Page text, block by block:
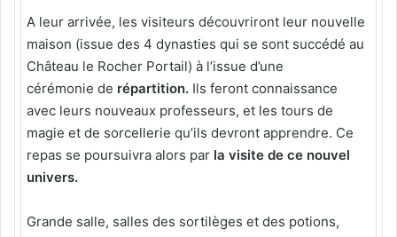
A leur arrivée, les visiteurs découvriront leur nouvelle
maison (issue des 4 dynasties qui se sont succédé au
Château le Rocher Portail) à l’issue d’une
cérémonie de répartition. Ils feront connaissance
avec leurs nouveaux professeurs, et les tours de
magie et de sorcellerie qu’ils devront apprendre. Ce
repas se poursuivra alors par la visite de ce nouvel
univers.
Grande salle, salles des sortilèges et des potions,